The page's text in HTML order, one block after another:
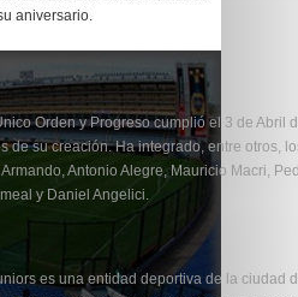
aniversario.
Orden y Progreso cumplió el 3 de Abril
de su creación. Ha integrado, entre otros,
Antonio Alegre, Mauricio Macri,
y Daniel Angelici.
es una entidad deportiva de la ciudad